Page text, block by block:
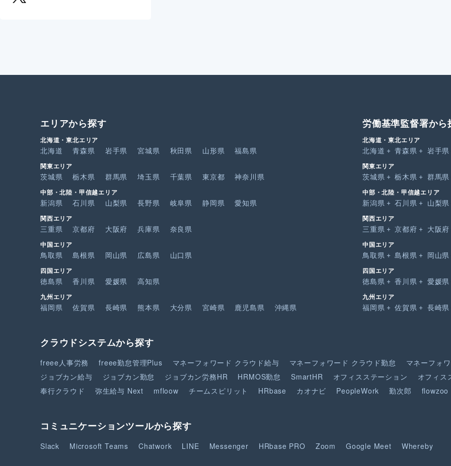
エリアから探す
北海道・東北エリア
北海道 青森県 岩手県 宮城県 秋田県 山形県 福島県
関東エリア
茨城県 栃木県 群馬県 埼玉県 千葉県 東京都 神奈川県
中部・北陸・甲信越エリア
新潟県 石川県 山梨県 長野県 岐阜県 静岡県 愛知県
関西エリア
三重県 京都府 大阪府 兵庫県 奈良県
中国エリア
鳥取県 島根県 岡山県 広島県 山口県
四国エリア
徳島県 香川県 愛媛県 高知県
九州エリア
福岡県 佐賀県 長崎県 熊本県 大分県 宮崎県 鹿児島県 沖縄県
労働基準監督署から
北海道・東北エリア
北海道 青森県 岩手県
関東エリア
茨城県 栃木県 群馬県
中部・北陸・甲信越エリア
新潟県 石川県 山梨県
関西エリア
三重県 京都府 大阪府
中国エリア
鳥取県 島根県 岡山県
四国エリア
徳島県 香川県 愛媛県
九州エリア
福岡県 佐賀県 長崎県
クラウドシステムから探す
freee人事労務 freee勤怠管理Plus マネーフォワード クラウド給与 マネーフォワード クラウド勤怠 マネーフォ
ジョブカン給与
ジョブカン勤怠 ジョブカン労務HR HRMOS勤怠 SmartHR オフィスステーション オフィス
奉行クラウド
弥生給与 Next mfloow チームスピリット HRbase カオナビ PeopleWork 勤次郎 flowzoo
コミュニケーションツールから探す
Slack Microsoft Teams Chatwork LINE Messenger HRbase PRO Zoom Google Meet Whereby